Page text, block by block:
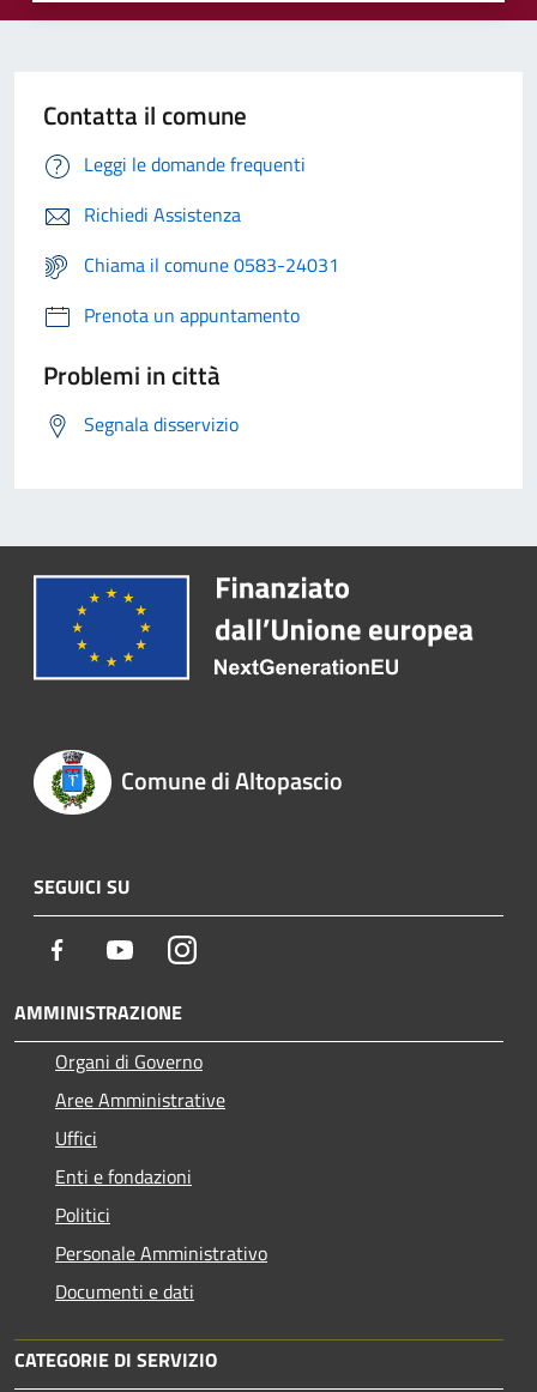
Contatta il comune
Leggi le domande frequenti
Richiedi Assistenza
Chiama il comune 0583-24031
Prenota un appuntamento
Problemi in città
Segnala disservizio
Comune di Altopascio
SEGUICI SU
Facebook YoutubeInstagram
AMMINISTRAZIONE
Organi di Governo
Aree Amministrative
Uffici
Enti e fondazioni
Politici
Personale Amministrativo
Documenti e dati
CATEGORIE DI SERVIZIO